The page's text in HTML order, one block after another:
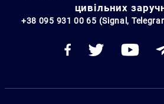
цивільних
+38 095 931 00 65 (Signal,